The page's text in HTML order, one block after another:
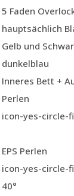
5 Faden
hauptsächlich
Gelb und
dunkelblau
Inneres Bett +
Perlen
icon-yes-circle-
EPS Perlen
icon-yes-circle-
40°